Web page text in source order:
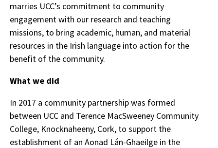
marries UCC’s commitment to community
engagement with our research and teaching
missions, to bring academic, human, and material
resources in the Irish language into action for the
benefit of the community.
What we did
In 2017 a community partnership was formed
between UCC and Terence MacSweeney Community
College, Knocknaheeny, Cork, to support the
establishment of an Aonad Lán-Ghaeilge in the